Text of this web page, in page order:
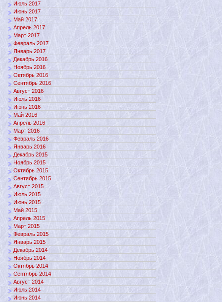
Июль 2017
Июнь 2017
Май 2017
Апрель 2017
Март 2017
Февраль 2017
Январь 2017
Декабрь 2016
Ноябрь 2016
Октябрь 2016
Сентябрь 2016
Август 2016
Июль 2016
Июнь 2016
Май 2016
Апрель 2016
Март 2016
Февраль 2016
Январь 2016
Декабрь 2015
Ноябрь 2015
Октябрь 2015
Сентябрь 2015
Август 2015
Июль 2015
Июнь 2015
Май 2015
Апрель 2015
Март 2015
Февраль 2015
Январь 2015
Декабрь 2014
Ноябрь 2014
Октябрь 2014
Сентябрь 2014
Август 2014
Июль 2014
Июнь 2014